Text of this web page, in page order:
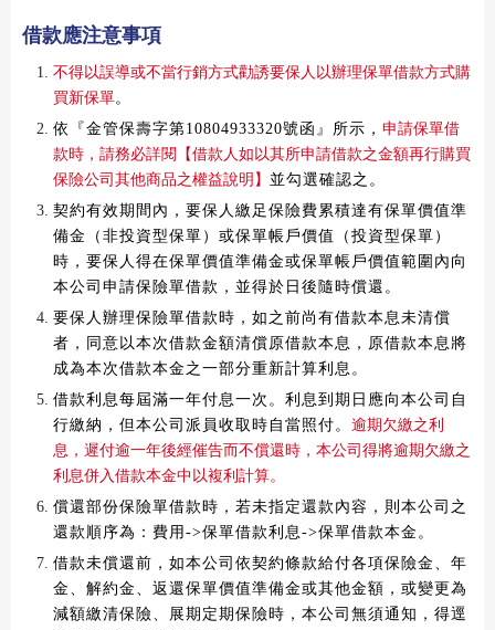
借款應注意事項
不得以誤導或不當行銷方式勸誘要保人以辦理保單借款方式購
買新保單。
依『金管保壽字第10804933320號函』所示， 申請保單借
款時，請務必詳閱【借款人如以其所申請借款之金額再行購買
保險公司其他商品之權益說明】 並勾選確認之。
契約有效期間內，要保人繳足保險費累積達有保單價值準
備金（非投資型保單）或保單帳戶價值（投資型保單）
時，要保人得在保單價值準備金或保單帳戶價值範圍內向
本公司申請保險單借款，並得於日後隨時償還。
要保人辦理保險單借款時，如之前尚有借款本息未清償
者，同意以本次借款金額清償原借款本息，原借款本息將
成為本次借款本金之一部分重新計算利息。
借款利息每屆滿一年付息一次。利息到期日應向本公司自
行繳納，但本公司派員收取時自當照付。 逾期欠繳之利
息，遲付逾一年後經催告而不償還時，本公司得將逾期欠繳之
利息併入借款本金中以複利計算。
償還部份保險單借款時，若未指定還款內容，則本公司之
還款順序為：費用->保單借款利息->保單借款本金。
借款未償還前，如本公司依契約條款給付各項保險金、年
金、解約金、返還保單價值準備金或其他金額，或變更為
減額繳清保險、展期定期保險時，本公司無須通知，得逕